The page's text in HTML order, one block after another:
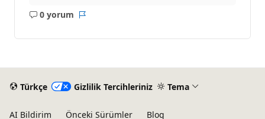
0 yorum
Açıklama
Türkçe Gizlilik Tercihleriniz Tema
AI Bildirim Önceki Sürümler Blog